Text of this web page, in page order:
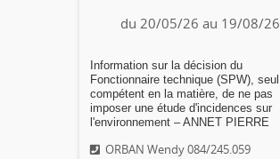
du 20/05/26 au 19/08/26
Information sur la décision du
Fonctionnaire technique (SPW), seul
compétent en la matière, de ne pas
imposer une étude d'incidences sur
l'environnement – ANNET PIERRE
ORBAN Wendy 084/245.059